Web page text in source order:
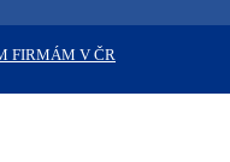
FIRMÁM V ČR